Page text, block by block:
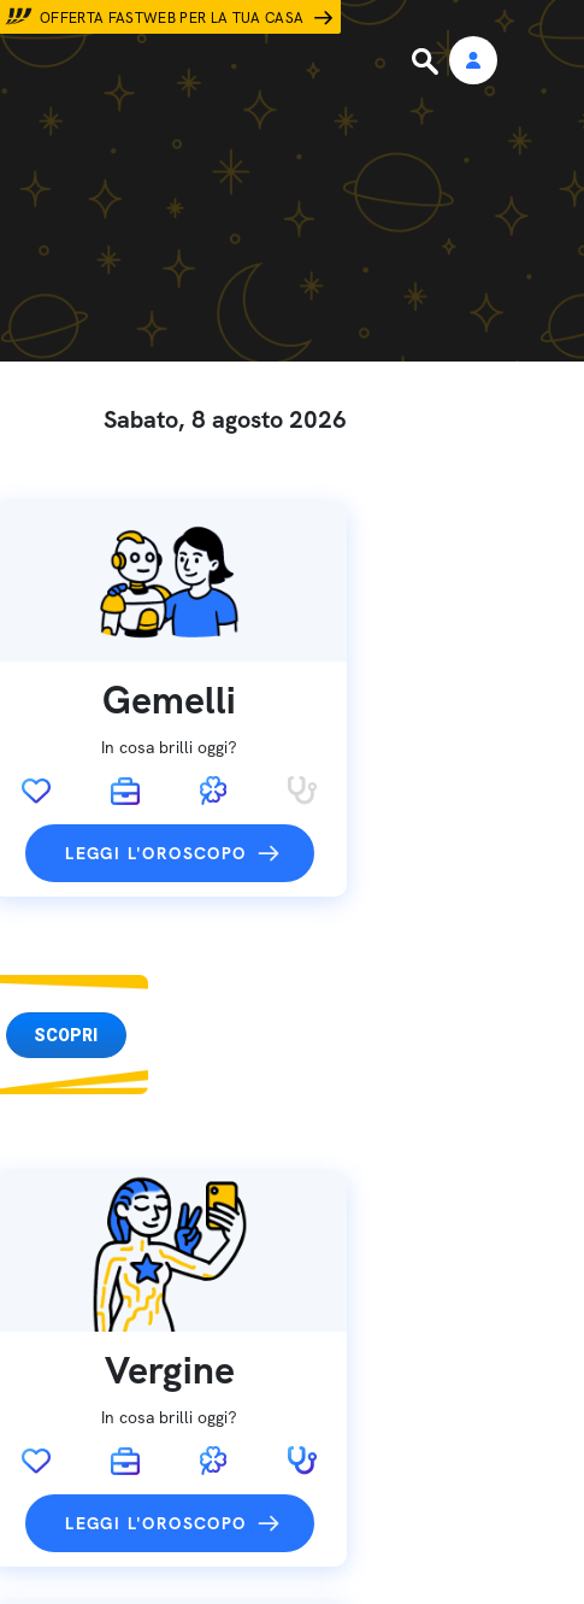
OFFERTA FASTWEB PER LA TUA CASA
Sabato, 8 agosto 2026
Gemelli
In cosa brilli oggi?
LEGGI L'OROSCOPO
SCOPRI
Vergine
In cosa brilli oggi?
LEGGI L'OROSCOPO